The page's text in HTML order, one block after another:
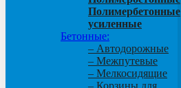
Полимербетонные
усиленные
Бетонные:
– Автодорожные
– Межпутевые
– Мелкосидящие
– Корзины для